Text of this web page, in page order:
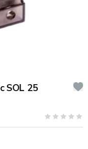
SOL 25